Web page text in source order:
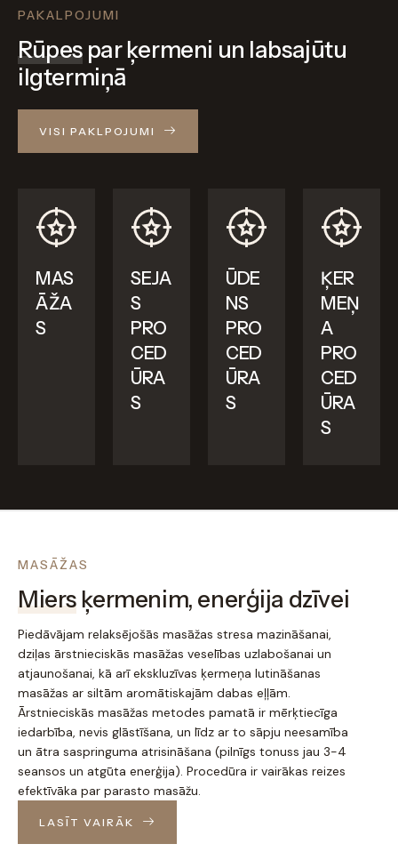
PAKALPOJUMI
Rūpespar ķermeni un labsajūtu
ilgtermiņā
VISI PAKLPOJUMI
MAS
ĀŽA
S
SEJA
S
PRO
CED
ŪRA
S
ŪDE
NS
PRO
CED
ŪRA
S
ĶER
MEŅ
A
PRO
CED
ŪRA
S
MASĀŽAS
Miersķermenim, enerģija dzīvei
Piedāvājam relaksējošās masāžas stresa mazināšanai,
dziļas ārstnieciskās masāžas veselības uzlabošanai un
atjaunošanai, kā arī ekskluzīvas ķermeņa lutināšanas
masāžas ar siltām aromātiskajām dabas eļļām.
Ārstnieciskās masāžas metodes pamatā ir mērķtiecīga
iedarbība, nevis glāstīšana, un līdz ar to sāpju neesamība
un ātra saspringuma atrisināšana (pilnīgs tonuss jau 3-4
seansos un atgūta enerģija). Procedūra ir vairākas reizes
efektīvāka par parasto masāžu.
LASĪT VAIRĀK